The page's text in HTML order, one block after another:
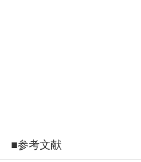
■参考文献